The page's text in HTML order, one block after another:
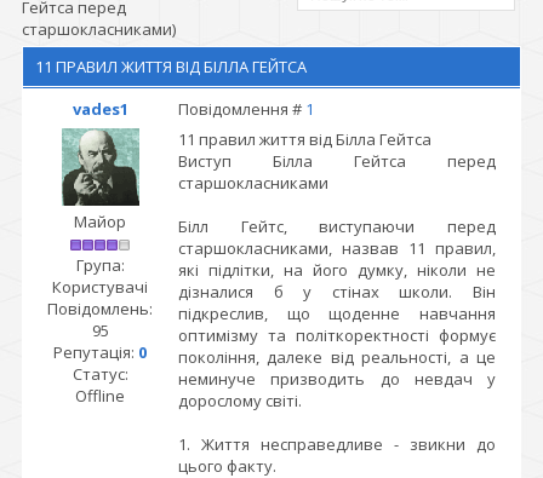
Гейтса перед
старшокласниками)
11 ПРАВИЛ ЖИТТЯ ВІД БІЛЛА ГЕЙТСА
vades1
Повідомлення # 1
Майор
Група:
Користувачі
Повідомлень:
95
Репутація: 0
Статус:
Offline
11 правил життя від Білла Гейтса
Виступ Білла Гейтса перед
старшокласниками
Білл Гейтс, виступаючи перед
старшокласниками, назвав 11 правил,
які підлітки, на його думку, ніколи не
дізналися б у стінах школи. Він
підкреслив, що щоденне навчання
оптимізму та політкоректності формує
покоління, далеке від реальності, а це
неминуче призводить до невдач у
дорослому світі.
1. Життя несправедливе - звикни до
цього факту.